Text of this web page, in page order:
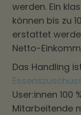
werden. Ein
können bis zu
erstattet
Netto-
Das Handling
User:innen 100
Mitarbeitende